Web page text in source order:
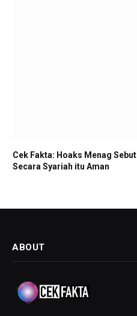
Cek Fakta: Hoaks Menag
Secara Syariah itu Aman
ABOUT